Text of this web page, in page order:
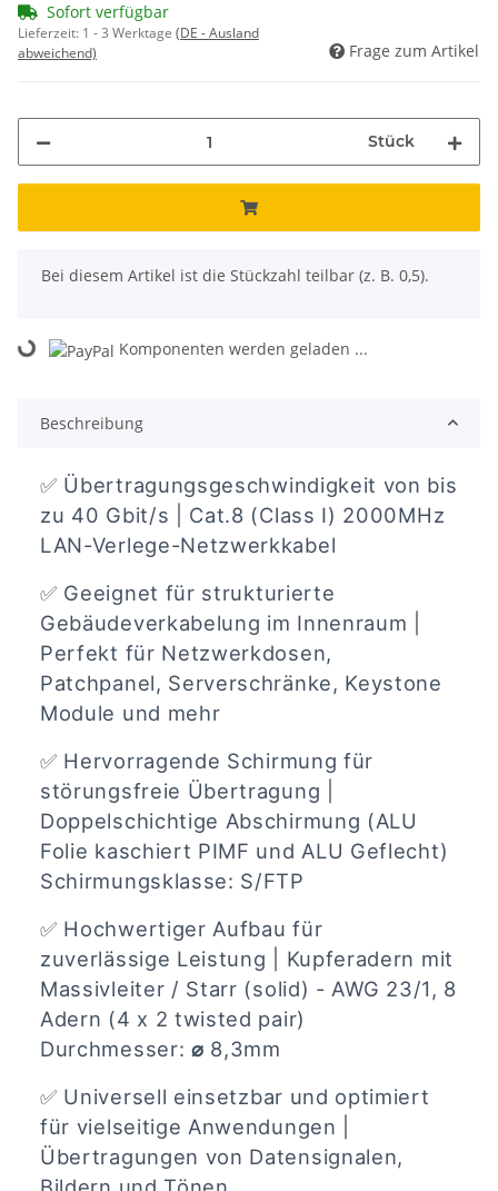
Sofort verfügbar
Lieferzeit: 1 - 3 Werktage (DE - Ausland
abweichend)
Frage zum Artikel
Stück
x
Bei diesem Artikel ist die Stückzahl teilbar (z. B. 0,5).
Loading... Komponenten werden geladen ...
Beschreibung
✅ Übertragungsgeschwindigkeit von bis
zu 40 Gbit/s | Cat.8 (Class I) 2000MHz
LAN-Verlege-Netzwerkkabel
✅ Geeignet für strukturierte
Gebäudeverkabelung im Innenraum |
Perfekt für Netzwerkdosen,
Patchpanel, Serverschränke, Keystone
Module und mehr
✅ Hervorragende Schirmung für
störungsfreie Übertragung |
Doppelschichtige Abschirmung (ALU
Folie kaschiert PIMF und ALU Geflecht)
Schirmungsklasse: S/FTP
✅ Hochwertiger Aufbau für
zuverlässige Leistung | Kupferadern mit
Massivleiter / Starr (solid) - AWG 23/1, 8
Adern (4 x 2 twisted pair)
Durchmesser: ⌀ 8,3mm
✅ Universell einsetzbar und optimiert
für vielseitige Anwendungen |
Übertragungen von Datensignalen,